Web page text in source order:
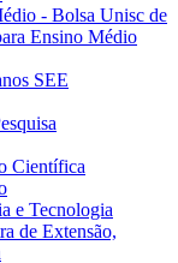
- Bolsa Unisc de
Ensino Médio
SEE
Científica
e Tecnologia
de Extensão,